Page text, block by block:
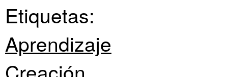
Etiquetas:
Aprendizaje